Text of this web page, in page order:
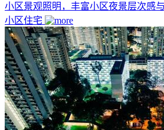
小区景观照明，丰富小区夜景层次感与
小区住宅